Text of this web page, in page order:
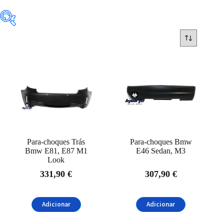
Pára-Choques Traseiros
BMW
Volkswagen (1)
Para-choques Trás
Bmw E81, E87 M1
Look
331,90€
Adicionar
Para-choques Bmw
E46 Sedan, M3
307,90 €
Adicionar